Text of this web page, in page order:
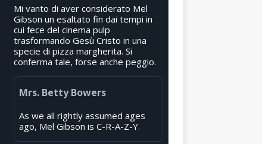
Mi vanto di aver considerato Mel
Gibson un esaltato fin dai tempi in
cui fece del cinema pulp
trasformando Gesù Cristo in una
specie di pizza margherita. Si
conferma tale, forse anche peggio.
Mrs. Betty Bowers
As we all rightly assumed ages
ago, Mel Gibson is C-R-A-Z-Y.